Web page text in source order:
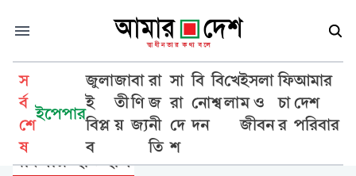
স
র্ব
শে
ষ
ইপেপার
জুলা
ই
বিপ্ল
ব
জা
তী
য়
বা
ণি
জ্য
রা
জ
নী
তি
সা
রা
দে
শ
বি
নো
দন
বি
শ্ব
খে
লা
ইসলা
ম ও
জীবন
ফি
চা
র
আমার
দেশ
পরিবার
সাহিত্য সাময়িকী
বাংলার ইতিহাস